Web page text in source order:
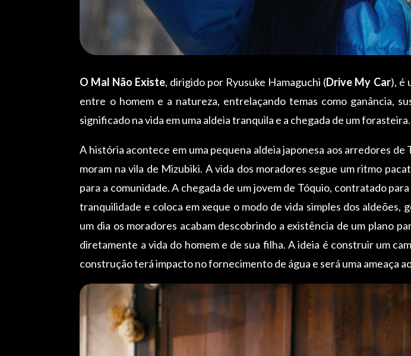
O Mal Não Existe, dirigido por Ryusuke Hamaguchi (Drive My Car), é
entre o homem e a natureza, entrelaçando temas como ganância,
significado na vida em uma aldeia tranquila e a chegada de um forasteira.
A história acontece em uma pequena aldeia japonesa aos arredores
moram na vila de Mizubiki. A vida dos moradores segue um ritmo
para a comunidade. A chegada de um jovem de Tóquio, contratado
tranquilidade e coloca em xeque o modo de vida simples dos
um dia os moradores acabam descobrindo a existência de um plano
diretamente a vida do homem e de sua filha. A ideia é construir um
construção terá impacto no fornecimento de água e será uma ameaça